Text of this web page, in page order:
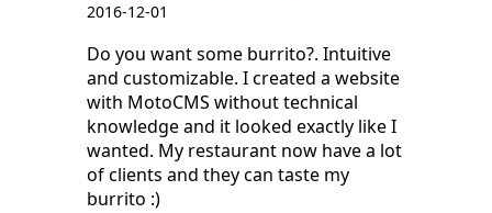
2016-12-01
Do you want some burrito?. Intuitive
and customizable. I created a website
with MotoCMS without technical
knowledge and it looked exactly like I
wanted. My restaurant now have a lot
of clients and they can taste my
burrito :)